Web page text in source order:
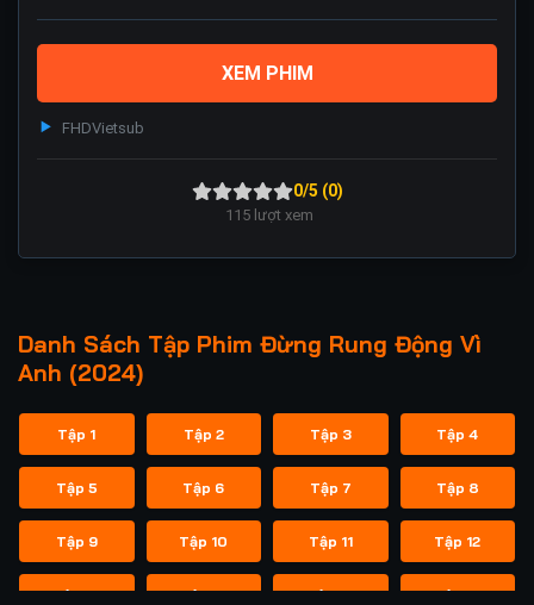
XEM PHIM
FHDVietsub
0/5 (0)
115 lượt xem
Danh Sách Tập Phim Đừng Rung Động Vì
Anh (2024)
Tập 1 Tập 2 Tập 3 Tập 4
Tập 5 Tập 6 Tập 7 Tập 8
Tập 9 Tập 10 Tập 11 Tập 12
Tập 13 Tập 14 Tập 15 Tập 16